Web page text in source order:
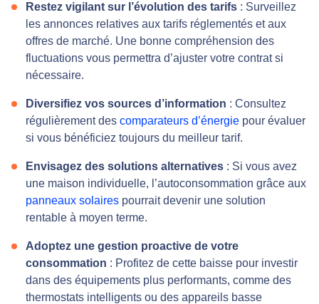
Restez vigilant sur l’évolution des tarifs : Surveillez
les annonces relatives aux tarifs réglementés et aux
offres de marché. Une bonne compréhension des
fluctuations vous permettra d’ajuster votre contrat si
nécessaire.
Diversifiez vos sources d’information : Consultez
régulièrement des comparateurs d’énergie pour évaluer
si vous bénéficiez toujours du meilleur tarif.
Envisagez des solutions alternatives : Si vous avez
une maison individuelle, l’autoconsommation grâce aux
panneaux solaires pourrait devenir une solution
rentable à moyen terme.
Adoptez une gestion proactive de votre
consommation : Profitez de cette baisse pour investir
dans des équipements plus performants, comme des
thermostats intelligents ou des appareils basse